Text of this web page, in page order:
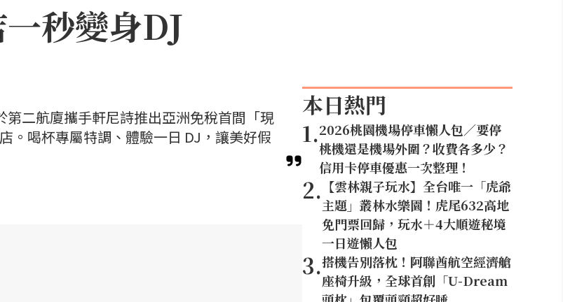
秒變身DJ
二航廈攜手軒尼詩推出亞洲免稅首間「現
。喝杯專屬特調、體驗一日 DJ，讓美好假
本日熱門
1.2026桃園機場停車懶人包／要停
桃機還是機場外圍？收費各多少？
信用卡停車優惠一次整理！
2. 【雲林親子玩水】全台唯一「虎爺
主題」叢林水樂園！虎尾632高地
免門票回歸，玩水＋4大順遊秘境
一日遊懶人包
3.搭機告別落枕！阿聯酋航空經濟艙
座椅升級，全球首創「U-Dream